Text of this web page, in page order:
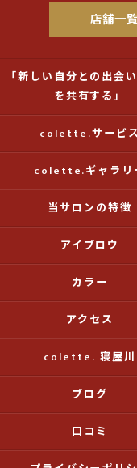
店舗一
「新しい自分との出会
を共有する」
colette.サービス
colette.ギャラリ
当サロンの特徴
アイブロウ
カラー
アクセス
colette. 寝屋川
ブログ
口コミ